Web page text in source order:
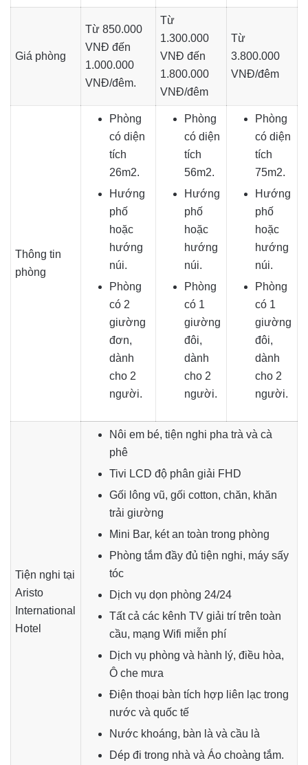
Giá phòng
Từ 850.000
VNĐ đến
1.000.000
VNĐ/đêm.
Từ
1.300.000
VNĐ đến
1.800.000
VNĐ/đêm
Từ
3.800.000
VNĐ/đêm
Thông tin
phòng
Phòng
có diện
tích
26m2.
Hướng
phố
hoặc
hướng
núi.
Phòng
có 2
giường
đơn,
dành
cho 2
người.
Phòng
có diện
tích
56m2.
Hướng
phố
hoặc
hướng
núi.
Phòng
có 1
giường
đôi,
dành
cho 2
người.
Phòng
có diện
tích
75m2.
Hướng
phố
hoặc
hướng
núi.
Phòng
có 1
giường
đôi,
dành
cho 2
người.
Tiện nghi tại
Aristo
International
Hotel
Nôi em bé, tiện nghi pha trà và cà
phê
Tivi LCD độ phân giải FHD
Gối lông vũ, gối cotton, chăn, khăn
trải giường
Mini Bar, két an toàn trong phòng
Phòng tắm đầy đủ tiện nghi, máy sấy
tóc
Dịch vụ dọn phòng 24/24
Tất cả các kênh TV giải trí trên toàn
cầu, mạng Wifi miễn phí
Dịch vụ phòng và hành lý, điều hòa,
Ô che mưa
Điện thoại bàn tích hợp liên lạc trong
nước và quốc tế
Nước khoáng, bàn là và cầu là
Dép đi trong nhà và Áo choàng tắm.